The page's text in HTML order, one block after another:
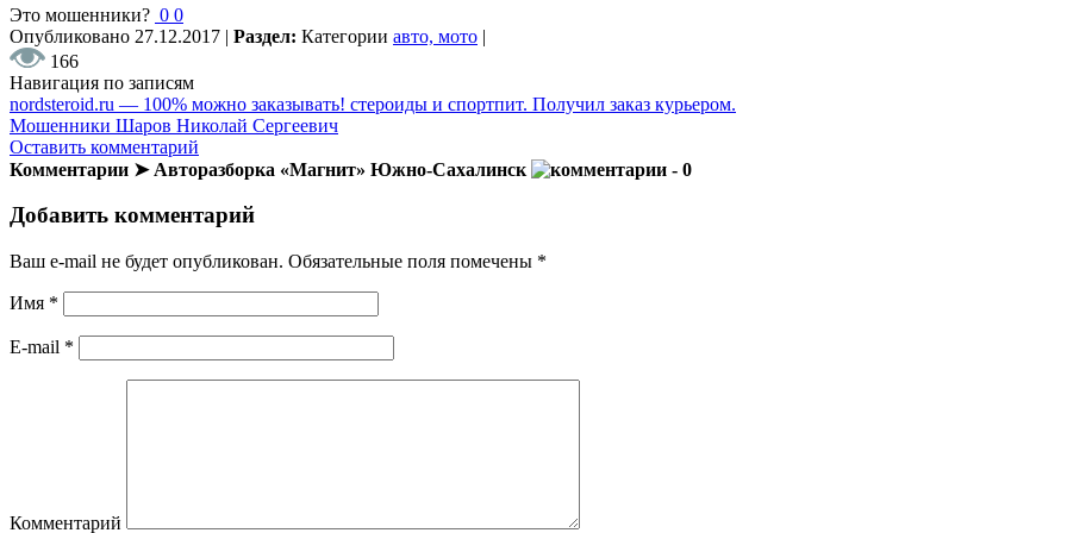
Это мошенники? 0 0
Опубликовано 27.12.2017 | Раздел: Категории авто, мото |
166
Навигация по записям
nordsteroid.ru — 100% можно заказывать! стероиды и спортпит. Получил заказ курьером.
Мошенники Шаров Николай Сергеевич
Оставить комментарий
Комментарии ➤ Авторазборка «Магнит» Южно-Сахалинск
- 0
Добавить комментарий
Ваш e-mail не будет опубликован. Обязательные поля помечены *
Имя *
E-mail *
Комментарий